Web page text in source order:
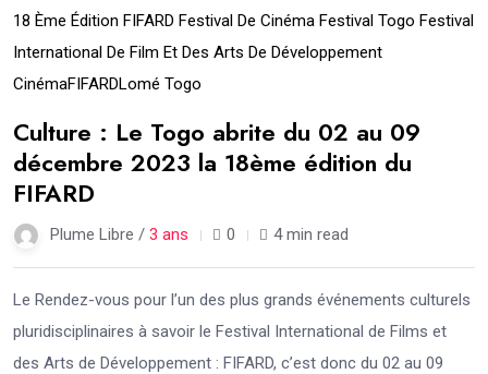
Sep
18 Ème Édition FIFARD Festival De Cinéma Festival Togo Festival
International De Film Et Des Arts De Développement
CinémaFIFARDLomé Togo
Culture : Le Togo abrite du 02 au 09
décembre 2023 la 18ème édition du
FIFARD
Plume Libre / 3 ans 0 4 min read
Le Rendez-vous pour l’un des plus grands événements culturels
pluridisciplinaires à savoir le Festival International de Films et
des Arts de Développement : FIFARD, c’est donc du 02 au 09